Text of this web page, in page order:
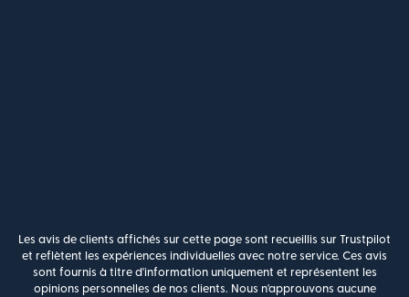
Les avis de clients affichés sur cette page sont recueillis sur Trustpilot
et reflètent les expériences individuelles avec notre service. Ces avis
sont fournis à titre d'information uniquement et représentent les
opinions personnelles de nos clients. Nous n'approuvons aucune